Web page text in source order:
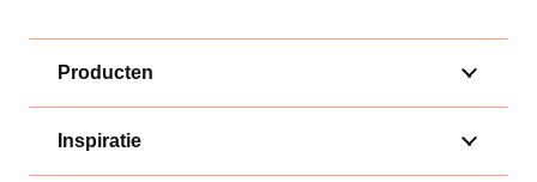
Producten
Inspiratie